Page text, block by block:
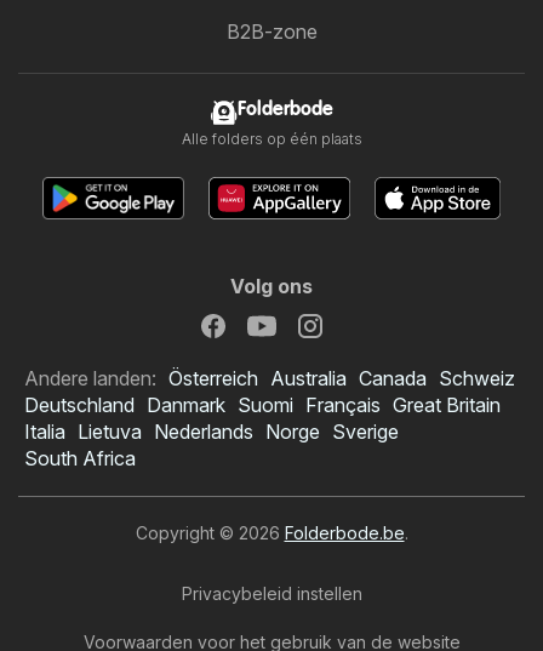
B2B-zone
Folderbode
Alle folders op één plaats
Volg ons
Andere landen: Österreich Australia Canada Schweiz
Deutschland Danmark Suomi Français Great Britain
Italia Lietuva Nederlands Norge Sverige
South Africa
Copyright © 2026 Folderbode.be.
Privacybeleid instellen
Voorwaarden voor het gebruik van de website